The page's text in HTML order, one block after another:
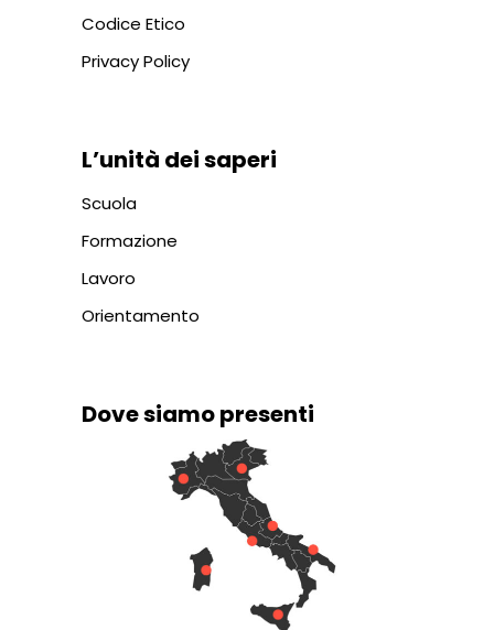
Codice Etico
Privacy Policy
L’unità dei saperi
Scuola
Formazione
Lavoro
Orientamento
Dove siamo presenti